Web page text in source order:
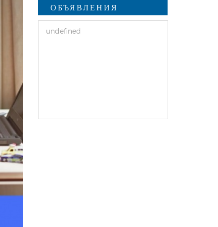
ОБЪЯВЛЕНИЯ
undefined